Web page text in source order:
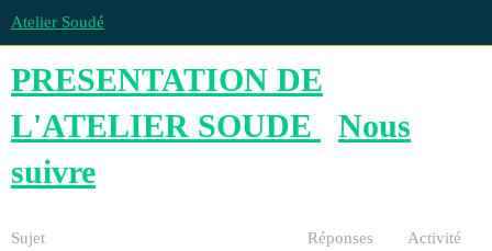
Atelier Soudé
PRESENTATION DE
L'ATELIER SOUDE
Nous
suivre
Sujet Réponses Activité